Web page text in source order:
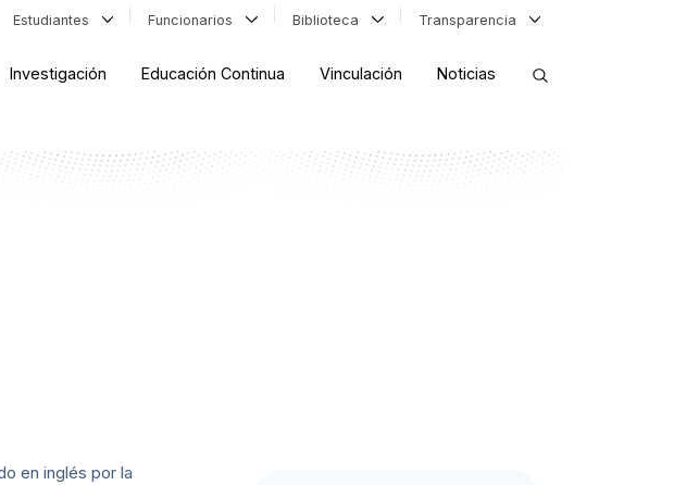
Estudiantes Funcionarios Biblioteca Transparencia
Investigación Educación Continua Vinculación Noticias
en inglés por la